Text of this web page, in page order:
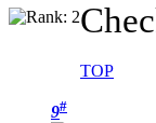
TOP
9#